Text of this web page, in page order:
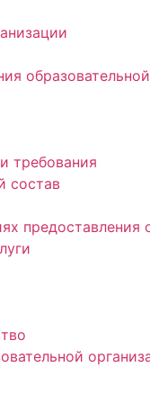
требования
состав